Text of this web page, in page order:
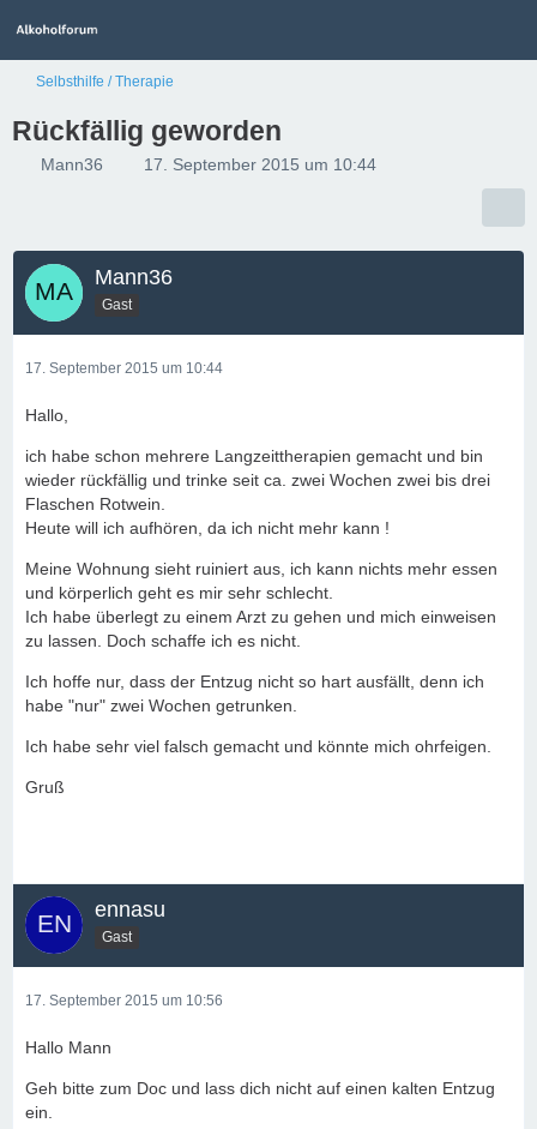
Selbsthilfe / Therapie
Rückfällig geworden
Mann36 17. September 2015 um 10:44
Mann36
Gast
17. September 2015 um 10:44
Hallo,
ich habe schon mehrere Langzeittherapien gemacht und bin
wieder rückfällig und trinke seit ca. zwei Wochen zwei bis drei
Flaschen Rotwein.
Heute will ich aufhören, da ich nicht mehr kann !
Meine Wohnung sieht ruiniert aus, ich kann nichts mehr essen
und körperlich geht es mir sehr schlecht.
Ich habe überlegt zu einem Arzt zu gehen und mich einweisen
zu lassen. Doch schaffe ich es nicht.
Ich hoffe nur, dass der Entzug nicht so hart ausfällt, denn ich
habe "nur" zwei Wochen getrunken.
Ich habe sehr viel falsch gemacht und könnte mich ohrfeigen.
Gruß
ennasu
Gast
17. September 2015 um 10:56
Hallo Mann
Geh bitte zum Doc und lass dich nicht auf einen kalten Entzug
ein.